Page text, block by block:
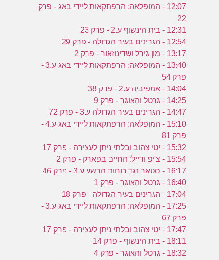
12:07 - המופלאה: הרפתקאות ליידי באג - פרק
22
12:31 - בית הינשוף ע.2 - פרק 23
12:54 - הגרינים בעיר הגדולה - פרק 29
13:17 - מון גירל ושדינוזאור - פרק 2
13:40 - המופלאה: הרפתקאות ליידי באג ע.3 -
פרק 54
14:04 - אמפיביה ע.2 - פרק 38
14:25 - גרטל והאוגר - פרק 9
14:47 - הגרינים בעיר הגדולה ע.3 - פרק 72
15:10 - המופלאה: הרפתקאות ליידי באג ע.4 -
פרק 81
15:32 - יטי צהוב ובלתי ניתן לעצירה - פרק 17
15:54 - צ'יפ ודייל: החיים בפארק - פרק 2
16:17 - סטאר נגד כוחות הרשע ע.3 - פרק 46
16:40 - גרטל והאוגר - פרק 1
17:04 - הגרינים בעיר הגדולה - פרק 18
17:25 - המופלאה: הרפתקאות ליידי באג ע.3 -
פרק 67
17:47 - יטי צהוב ובלתי ניתן לעצירה - פרק 17
18:11 - בית הינשוף - פרק 14
18:32 - גרטל והאוגר - פרק 4